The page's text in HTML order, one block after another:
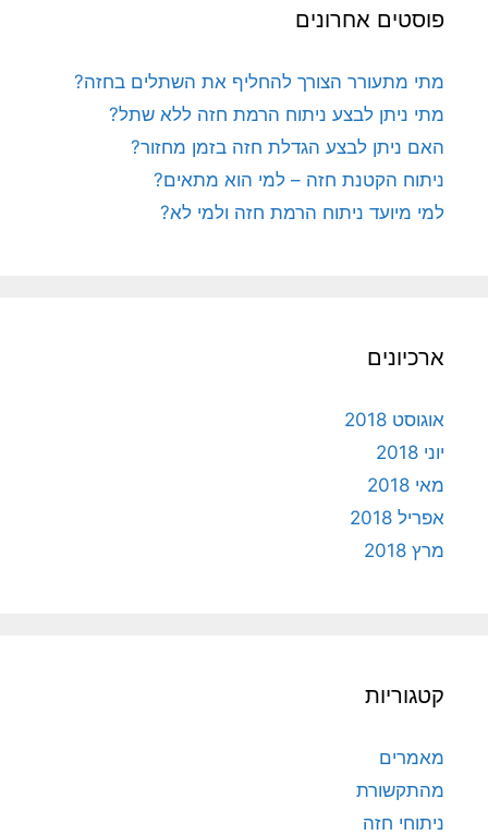
פוסטים אחרונים
מתי מתעורר הצורך להחליף את השתלים בחזה?
מתי ניתן לבצע ניתוח הרמת חזה ללא שתל?
האם ניתן לבצע הגדלת חזה בזמן מחזור?
ניתוח הקטנת חזה – למי הוא מתאים?
למי מיועד ניתוח הרמת חזה ולמי לא?
ארכיונים
אוגוסט 2018
יוני 2018
מאי 2018
אפריל 2018
מרץ 2018
קטגוריות
מאמרים
מהתקשורת
ניתוחי חזה